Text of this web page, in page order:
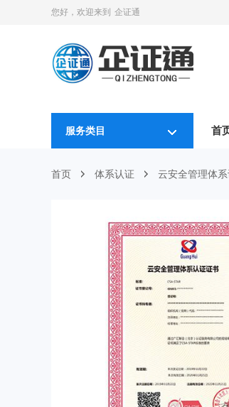
您好，欢迎来到 企证通
服务类目 首
首页 体系认证 云安全管理体